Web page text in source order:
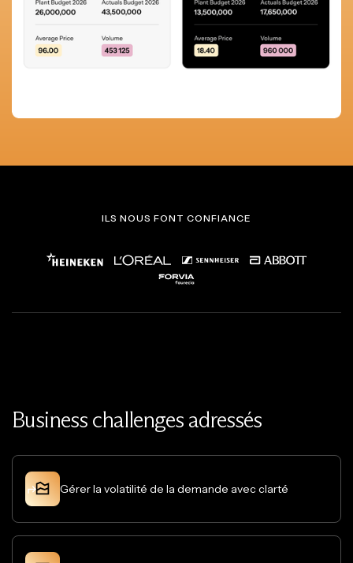
ILS NOUS FONT CONFIANCE
Business challenges adressés
Gérer la volatilité de la demande avec clarté